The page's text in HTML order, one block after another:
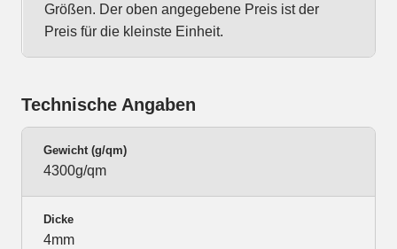
Größen. Der oben angegebene Preis ist der
Preis für die kleinste Einheit.
Technische Angaben
Gewicht (g/qm)
4300g/qm
Dicke
4mm